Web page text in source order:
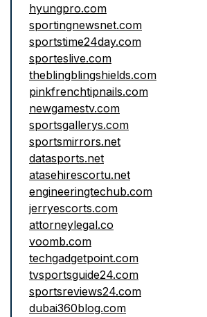
hyungpro.com
sportingnewsnet.com
sportstime24day.com
sporteslive.com
theblingblingshields.com
pinkfrenchtipnails.com
newgamestv.com
sportsgallerys.com
sportsmirrors.net
datasports.net
atasehirescortu.net
engineeringtechub.com
jerryescorts.com
attorneylegal.co
voomb.com
techgadgetpoint.com
tvsportsguide24.com
sportsreviews24.com
dubai360blog.com